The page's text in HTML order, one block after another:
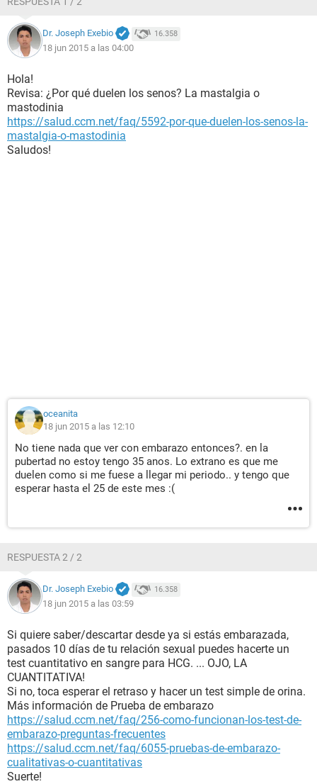
Dr. Joseph Exebio 16.358
18 jun 2015 a las 04:00
Hola!
Revisa: ¿Por qué duelen los senos? La mastalgia o
mastodinia
https://salud.ccm.net/faq/5592-por-que-duelen-los-senos-la-
mastalgia-o-mastodinia
Saludos!
oceanita
18 jun 2015 a las 12:10
No tiene nada que ver con embarazo entonces?. en la
pubertad no estoy tengo 35 anos. Lo extrano es que me
duelen como si me fuese a llegar mi periodo.. y tengo que
esperar hasta el 25 de este mes :(
RESPUESTA 2 / 2
Dr. Joseph Exebio 16.358
18 jun 2015 a las 03:59
Si quiere saber/descartar desde ya si estás embarazada,
pasados 10 días de tu relación sexual puedes hacerte un
test cuantitativo en sangre para HCG. ... OJO, LA
CUANTITATIVA!
Si no, toca esperar el retraso y hacer un test simple de orina.
Más información de Prueba de embarazo
https://salud.ccm.net/faq/256-como-funcionan-los-test-de-
embarazo-preguntas-frecuentes
https://salud.ccm.net/faq/6055-pruebas-de-embarazo-
cualitativas-o-cuantitativas
Suerte!